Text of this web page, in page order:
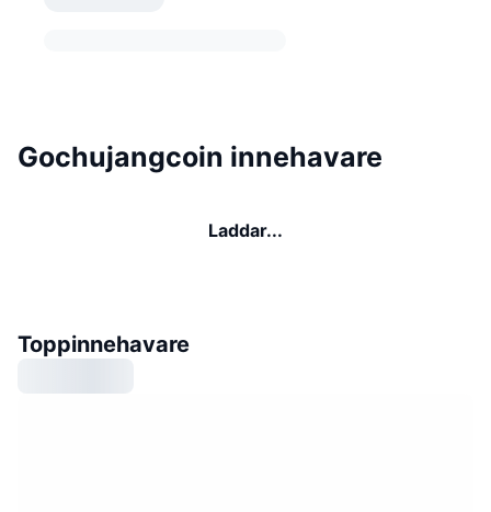
Gochujangcoin innehavare
Laddar...
Toppinnehavare